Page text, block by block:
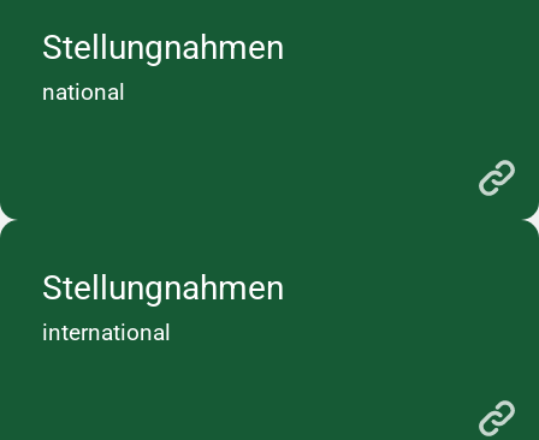
Stellungnahmen
national
Stellungnahmen
international